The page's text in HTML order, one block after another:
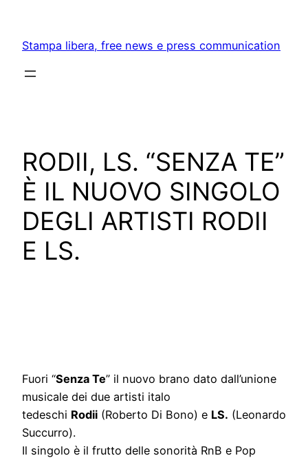
content
Stampa libera, free news e press communication
RODII, LS. “SENZA TE”
È IL NUOVO SINGOLO
DEGLI ARTISTI RODII
E LS.
Fuori “Senza Te” il nuovo brano dato dall’unione
musicale dei due artisti italo
tedeschi Rodii (Roberto Di Bono) e LS. (Leonardo
Succurro).
Il singolo è il frutto delle sonorità RnB e Pop